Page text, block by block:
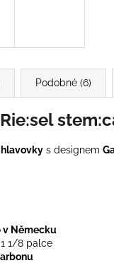
Podobné (6)
hlavovky s designem
v Německu
1/8 palce